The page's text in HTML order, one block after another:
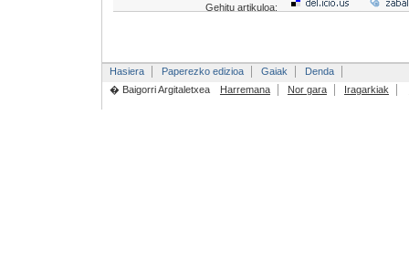
Gehitu artikuloa:
Hasiera Paperezko edizioa Gaiak
Denda
� Baigorri Argitaletxea
Harremana Nor gara Iragarkiak